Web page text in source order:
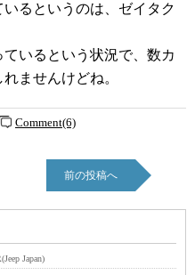
るというのは、ゼイタク
いるという状況で、数カ
ませんけどね。
Comment(6)
前の投稿へ
Japan)